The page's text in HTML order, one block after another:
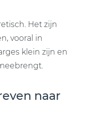
Het zijn
vooral in
klein zijn en
naar